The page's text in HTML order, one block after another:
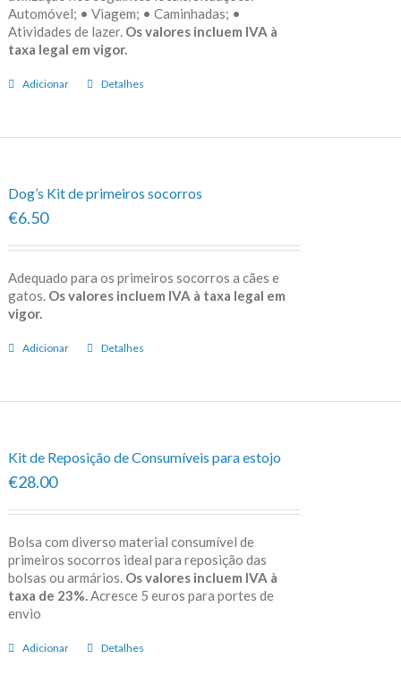
Automóvel; • Viagem; • Caminhadas; •
Atividades de lazer. Os valores incluem IVA à
taxa legal em vigor.
Adicionar Detalhes
Dog’s Kit de primeiros socorros
€6.50
Adequado para os primeiros socorros a cães e
gatos. Os valores incluem IVA à taxa legal em
vigor.
Adicionar Detalhes
Kit de Reposição de Consumíveis para estojo
€28.00
Bolsa com diverso material consumível de
primeiros socorros ideal para reposição das
bolsas ou armários. Os valores incluem IVA à
taxa de 23%. Acresce 5 euros para portes de
envio
Adicionar Detalhes